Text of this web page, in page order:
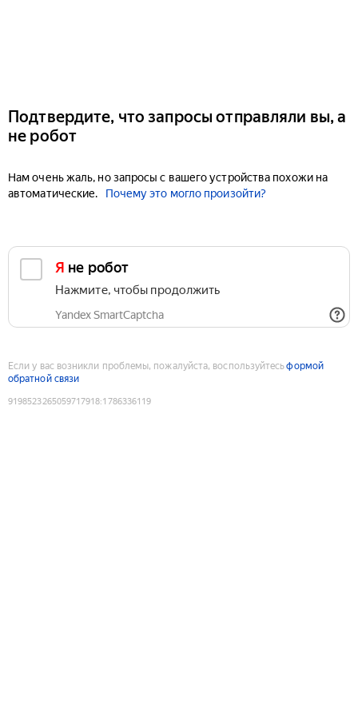
Подтвердите, что запросы отправляли вы, а
не робот
Нам очень жаль, но запросы с вашего устройства похожи на
автоматические.
Почему это могло произойти?
Я не робот
Нажмите, чтобы продолжить
Yandex SmartCaptcha
Если у вас возникли проблемы, пожалуйста, воспользуйтесьформой
обратной связи
9198523265059717918:1786336119